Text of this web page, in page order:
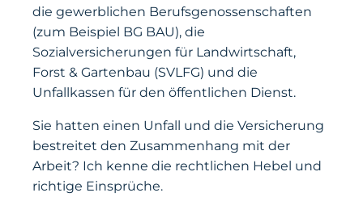
die gewerblichen Berufsgenossenschaften
(zum Beispiel BG BAU), die
Sozialversicherungen für Landwirtschaft,
Forst & Gartenbau (SVLFG) und die
Unfallkassen für den öffentlichen Dienst.
Sie hatten einen Unfall und die Versicherung
bestreitet den Zusammenhang mit der
Arbeit? Ich kenne die rechtlichen Hebel und
richtige Einsprüche.